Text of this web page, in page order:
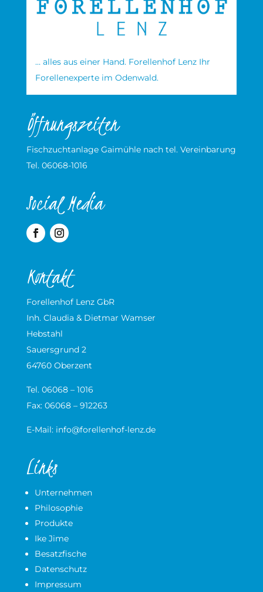
… alles aus einer Hand. Forellenhof Lenz Ihr
Forellenexperte im Odenwald.
Öffnungszeiten
Fischzuchtanlage Gaimühle nach tel. Vereinbarung
Tel. 06068-1016
Social Media
Kontakt
Forellenhof Lenz GbR
Inh. Claudia & Dietmar Wamser
Hebstahl
Sauersgrund 2
64760 Oberzent
Tel. 06068 – 1016
Fax: 06068 – 912263
E-Mail: info@forellenhof-lenz.de
Links
Unternehmen
Philosophie
Produkte
Ike Jime
Besatzfische
Datenschutz
Impressum